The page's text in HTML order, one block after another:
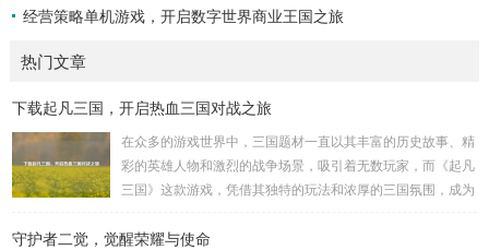
经营策略单机游戏，开启数字世界商业王国之旅
热门文章
下载起凡三国，开启热血三国对战之旅
在众多的游戏世界中，三国题材一直以其丰富的历史故事、精
彩的英雄人物和激烈的战争场景，吸引着无数玩家，而《起凡
三国》这款游戏，凭借其独特的玩法和浓厚的三国氛围，成为
何进行起凡三国下载,开启一段热血的三国对战之旅。 《起凡
守护者二觉，觉醒荣耀与使命